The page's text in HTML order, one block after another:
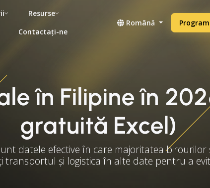
Resurse
Contactați-ne
Română
în Filipine în
gratuită Excel)
datele efective în care majoritatea birourilor
transportul și logistica în alte date pentru a